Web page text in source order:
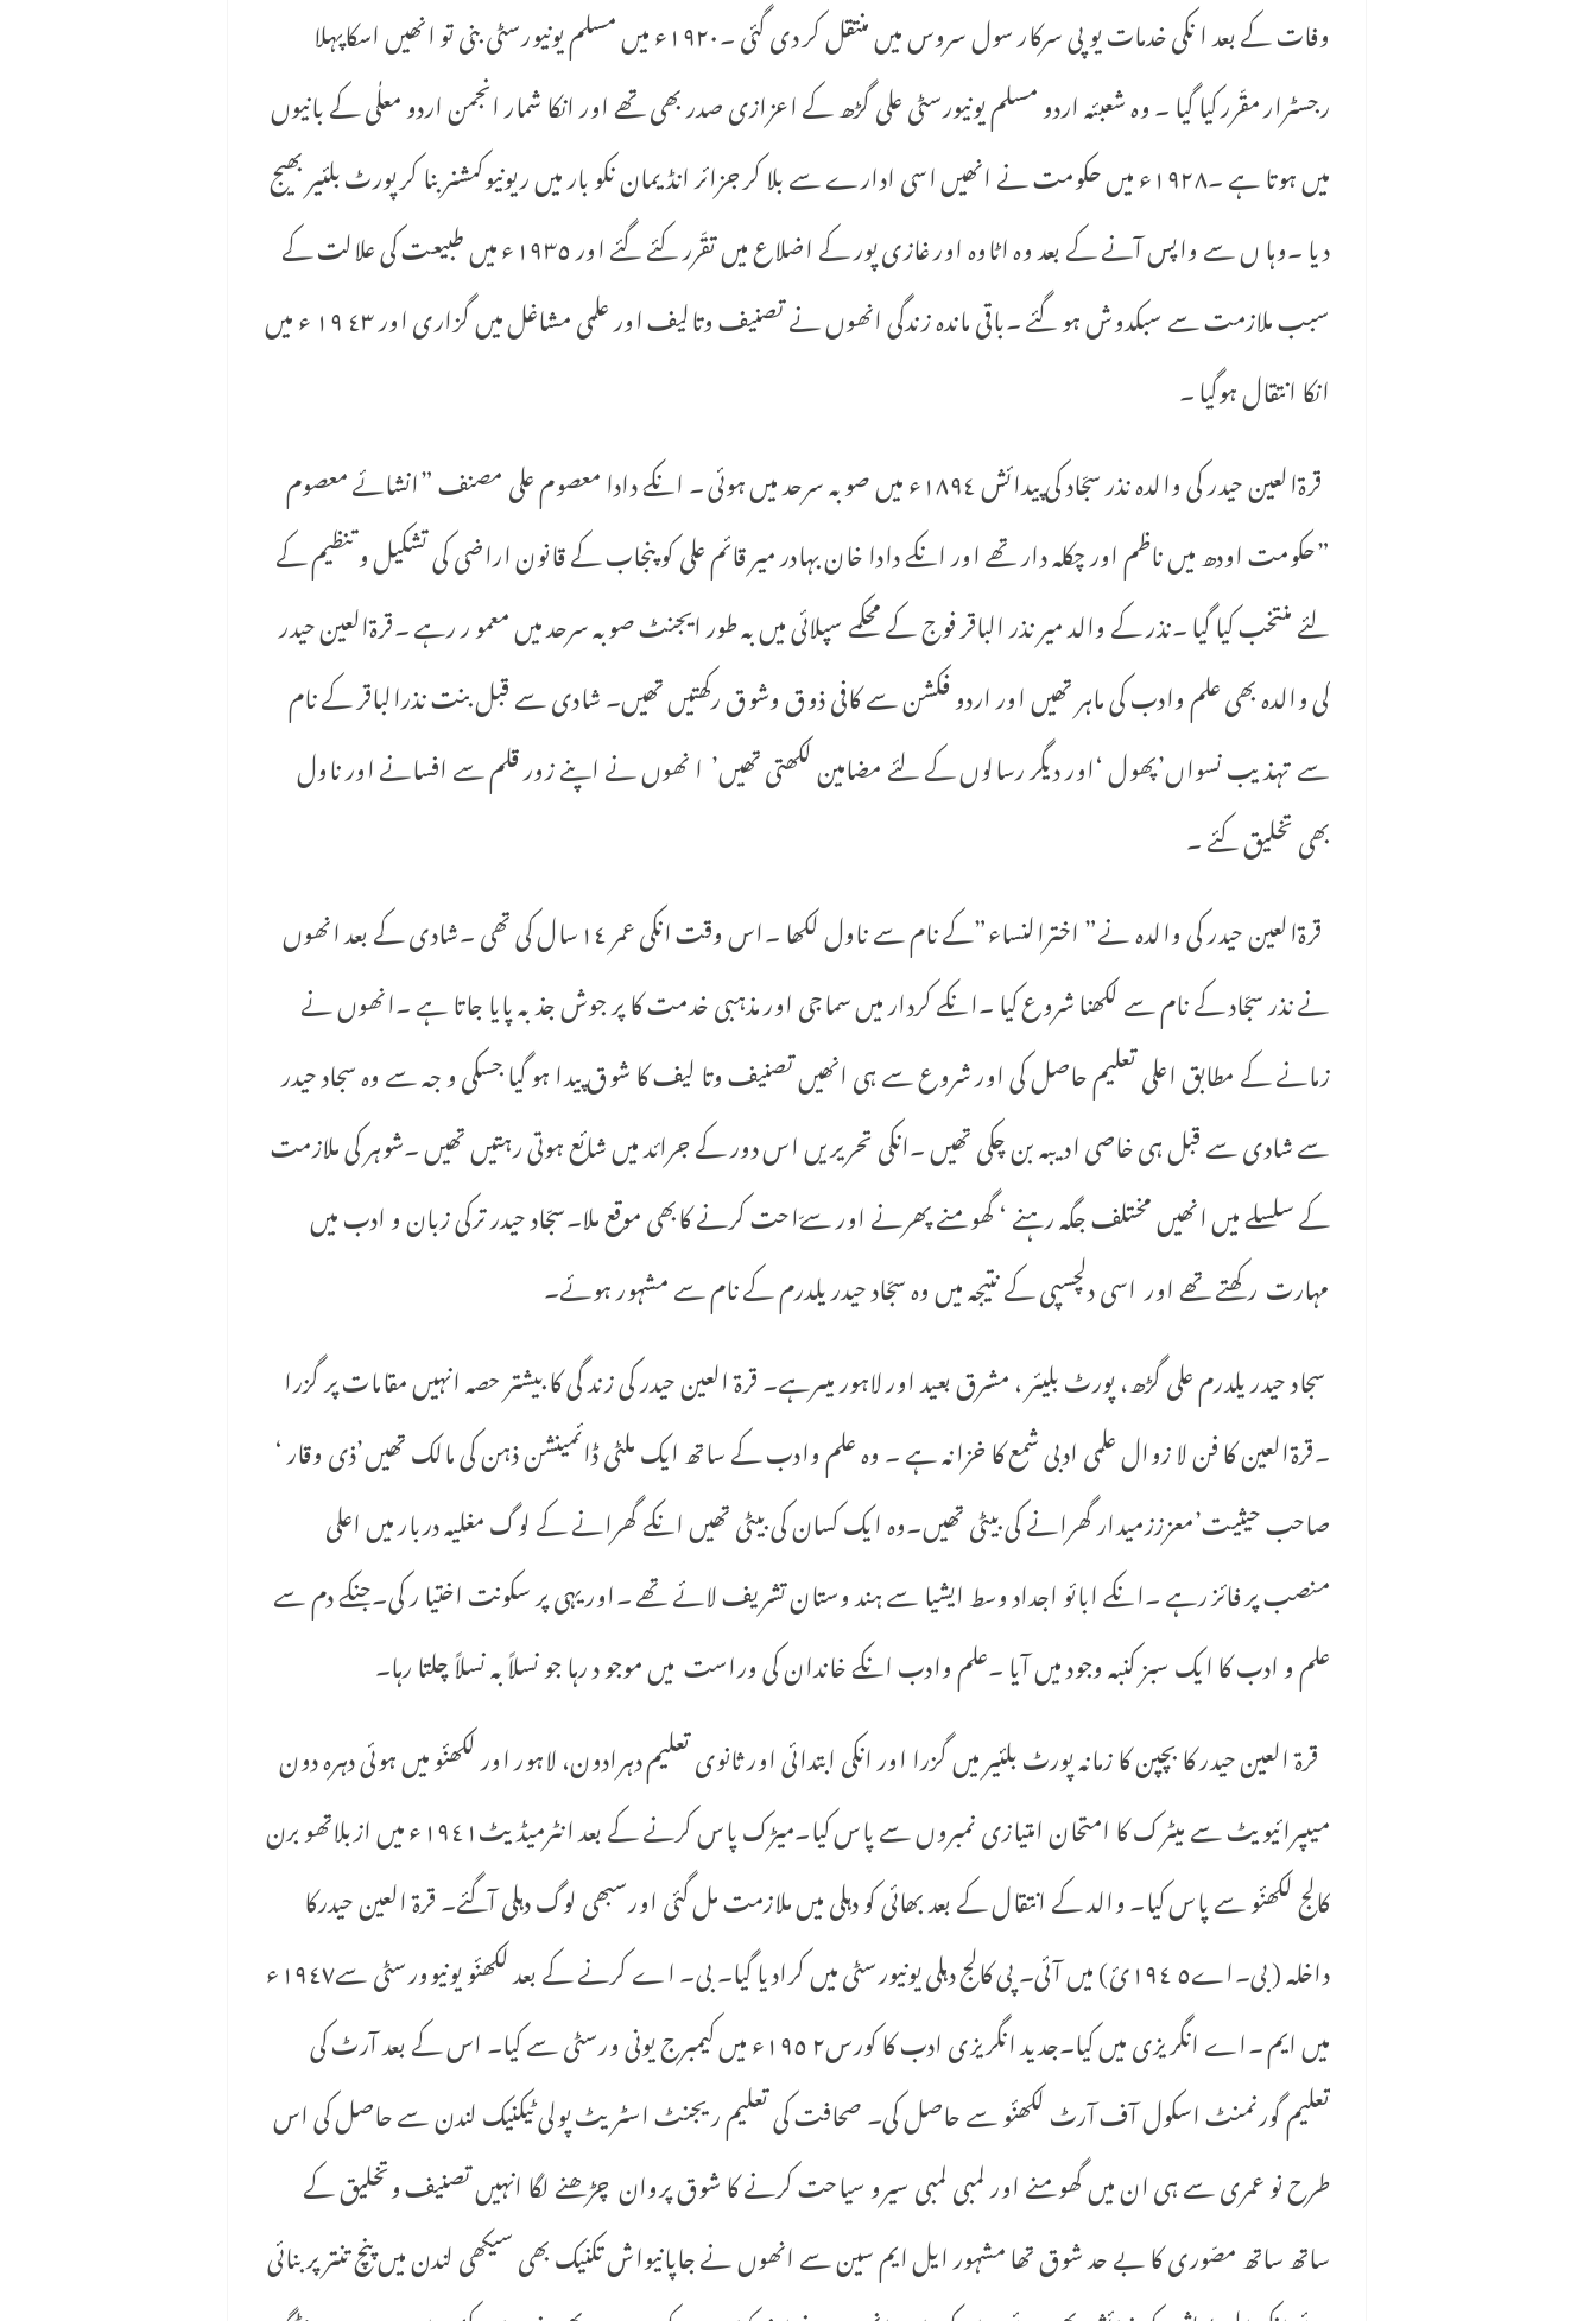
وفات کے بعد ا نکی خدمات یو پی سرکار سول سروس میں منتقل کر دی گئی ۔١٩٢٠ء میں مسلم یونیورسٹی بنی تو انھیں اسکاپہلا
رجسٹرار مقّرر کیا گیا ۔ وہ شعبئہ اردو مسلم یونیورسٹی علی گڑھ کے اعزازی صدر بھی تھے اور انکا شمار انجمن اردو معلٰی کے بانیوں
میں ہوتا ہے ۔١٩٢٨ء میں حکومت نے انھیں اسی ادارے سے بلا کر جزائر انڈیمان نکو بار میں ریونیوکمشنر بنا کر پورٹ بلئیر بھیج
دیا ۔وہا ں سے واپس آنے کے بعد وہ اٹاوہ اور غازی پور کے اضلاع میں تقّرر کئے گئے اور ١٩٣٥ء میں طبیعت کی علالت کے
سبب ملازمت سے سبکدوش ہو گئے ۔باقی ماندہ زندگی انھوں نے تصنیف وتالیف اور علمی مشاغل میں گزاری اور ٤٣ ١٩ ء میں
انکا انتقال ہوگیا ۔
قرةالعین حیدر کی والدہ نذر سجّاد کی پیدائش ١٨٩٤ء میں صوبہ سرحد میں ہوئی ۔ انکے دادا معصوم علی مصنف ”انشائے معصوم
”حکومت اودھ میں ناظم اور چکلہ دار تھے اور انکے دادا خان بہادر میر قائم علی کو پنجاب کے قانون اراضی کی تشکیل و تنظیم کے
لئے منتخب کیا گیا ۔نذر کے والد میر نذر الباقر فوج کے محکمے سپلائی میں بہ طور ایجنٹ صوبہ سرحد میں معمو ر رہے ۔قرةالعین حیدر
کی والدہ بھی علم وادب کی ماہر تھیں اور اردو فکشن سے کافی ذوق وشوق رکھتیں تھیں۔ شادی سے قبل بنت نذرالباقر کے نام
سے تہذیب نسواں’پھول ‘اور دیگر رسالوں کے لئے مضامین لکھتی تھیں’ ا نھوں نے اپنے زور قلم سے افسانے اور ناول
بھی تخلیق کئے ۔
قرةالعین حیدر کی والدہ نے” اخترالنساء”کے نام سے ناول لکھا ۔اس وقت انکی عمر ١٤سال کی تھی ۔شادی کے بعد انھوں
نے نذر سجّاد کے نام سے لکھنا شروع کیا ۔انکے کردار میں سماجی اور مذہبی خدمت کا پر جوش جذبہ پایا جاتا ہے ۔انھوں نے
زمانے کے مطابق اعلی تعلیم حاصل کی اور شروع سے ہی انھیں تصنیف وتا لیف کا شوق پیدا ہو گیا جسکی و جہ سے وہ سجاد حیدر
سے شادی سے قبل ہی خاصی ادیبہ بن چکی تھیں ۔انکی تحریریں اس دور کے جرائد میں شائع ہوتی رہتیں تھیں ۔شوہر کی ملازمت
کے سلسلے میں انھیں مختلف جگہ رہنے ‘ گھومنے پھرنے اور سےّاحت کرنے کابھی موقع ملا۔سجّاد حیدر ترکی زبان و ادب میں
مہارت رکھتے تھے اور اسی دلچسپی کے نتیجہ میں وہ سجّاد حیدر یلدرم کے نام سے مشہور ہوئے۔
سجاد حیدر یلدرم علی گڑھ، پورٹ بلیئر ، مشرق بعید اور لاہور میںرہے۔ قرة العین حیدر کی زند گی کا بیشتر حصہ انہیں مقامات پر گزرا
۔قرةالعین کا فن لا زوال علمی ادبی شمع کا خزانہ ہے ۔ وہ علم وادب کے ساتھ ایک ملٹی ڈائمینشن ذہن کی مالک تھیں’ذی وقار ‘
صاحب حیثیت’معزززمیدار گھرانے کی بیٹی تھیں۔وہ ایک کسان کی بیٹی تھیں انکے گھرانے کے لوگ مغلیہ دربار میں اعلی
منصب پر فائز رہے ۔انکے ابائو اجداد وسط ایشیا سے ہند وستان تشریف لائے تھے ۔اور یہی پر سکونت اختیا ر کی۔جنکے دم سے
علم و ادب کا ایک سبز کنبہ وجود میں آیا ۔علم وادب انکے خاندان کی وراست میں موجو د رہا جو نسلاً بہ نسلاً چلتا رہا۔
قرة العین حیدر کا بچپن کا زمانہ پورٹ بلئیر میں گزرا اور انکی ابتدائی اور ثانوی تعلیم دہرادون، لاہور اور لکھنٔو میں ہوئی دہرہ دون
میںپرائیویٹ سے میٹرک کا امتحان امتیازی نمبروں سے پاس کیا۔میڑک پاس کرنے کے بعد انٹرمیڈیٹ١٩٤١ء میں ازبلاتھو برن
کالج لکھنٔو سے پاس کیا۔ والد کے انتقال کے بعد بھائی کو دہلی میں ملازمت مل گئی اورسبھی لوگ دہلی آگئے۔ قرة العین حیدرکا
داخلہ ( بی۔اے٥ ١٩٤ئ) میں آئی۔ پی کالج دہلی یونیورسٹی میں کرادیا گیا۔ بی۔ اے کرنے کے بعد لکھنٔو یونیوورسٹی سے١٩٤٧ء
میں ایم ۔اے انگریزی میں کیا۔جدید انگریزی ادب کا کورس٢ ١٩٥ء میں کیمبرج یونی ورسٹی سے کیا۔ اس کے بعد آرٹ کی
تعلیم گورنمنٹ اسکول آف آرٹ لکھنٔو سے حاصل کی۔ صحافت کی تعلیم ریجنٹ اسٹریٹ پولی ٹیکنیک لندن سے حاصل کی اس
طرح نو عمری سے ہی ان میں گھومنے اور لمبی لمبی سیرو سیاحت کرنے کا شوق پروان چڑھنے لگا انہیں تصنیف وتخلیق کے
ساتھ ساتھ مصّوری کا بے حد شوق تھا مشہور ایل ایم سین سے انھوں نے جاپانیواش تکنیک بھی سیکھی لندن میں پنچ تنتر پر بنائی